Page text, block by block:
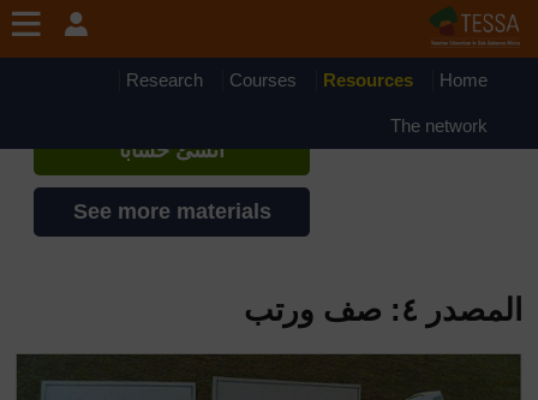
Home
Resources
Courses
Research
The network
إذا أنشأت حسابا، يمكنك أن تنشئ ملفاً
شخصياً على الموقع
أنشئ حساباً
See more materials
المصدر ٤: صف ورتب